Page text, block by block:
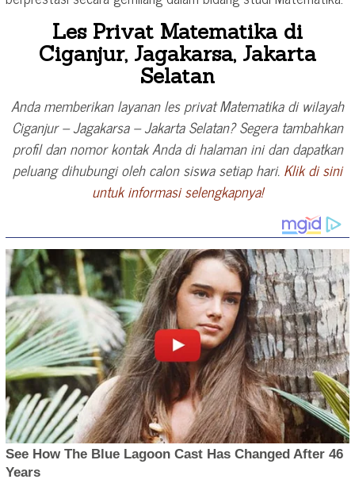
Les Privat Matematika di
Ciganjur, Jagakarsa, Jakarta
Selatan
Anda memberikan layanan les privat Matematika di wilayah
Ciganjur – Jagakarsa – Jakarta Selatan? Segera tambahkan
profil dan nomor kontak Anda di halaman ini dan dapatkan
peluang dihubungi oleh calon siswa setiap hari. Klik di sini
untuk informasi selengkapnya!